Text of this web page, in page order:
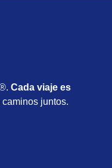
Cada viaje es
juntos.